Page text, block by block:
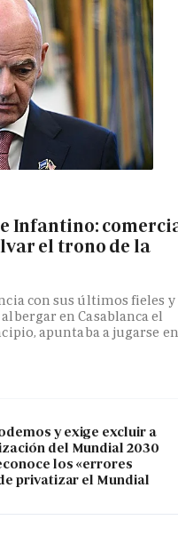
Infantino:
el trono de la
con sus últimos fieles y
en Casablanca el
apuntaba a jugarse en
y exige excluir a
del Mundial 2030
los «errores
privatizar el Mundial